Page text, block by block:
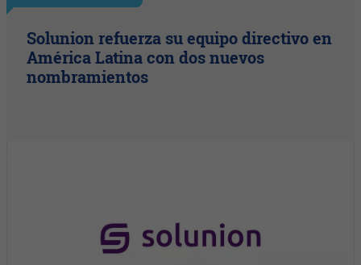
Solunion refuerza su equipo directivo en
América Latina con dos nuevos
nombramientos